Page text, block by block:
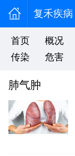
复禾疾病
首页 概况
传染
危害
肺气肿